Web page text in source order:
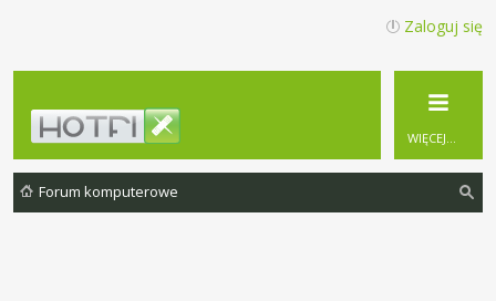
Zaloguj się
WIĘCEJ…
Forum komputerowe